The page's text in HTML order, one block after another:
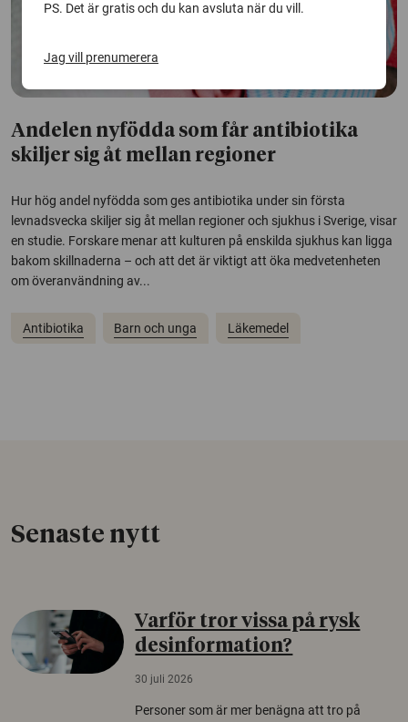
Andelen nyfödda som får antibiotika
skiljer sig åt mellan regioner
Hur hög andel nyfödda som ges antibiotika under sin första
levnadsvecka skiljer sig åt mellan regioner och sjukhus i Sverige, visar
en studie. Forskare menar att kulturen på enskilda sjukhus kan ligga
bakom skillnaderna – och att det är viktigt att öka medvetenheten
om överanvändning av...
Antibiotika Barn och unga Läkemedel
Senaste nytt
Varför tror vissa på rysk
desinformation?
30 juli 2026
Personer som är mer benägna att tro på
PS. Det är gratis och du kan avsluta när du vill.
Jag vill prenumerera